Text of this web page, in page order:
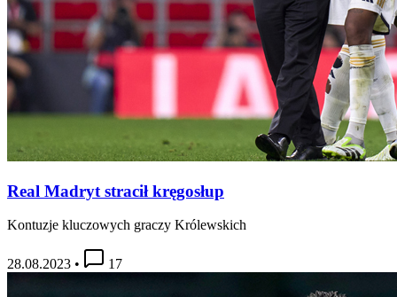
Real Madryt stracił kręgosłup
Kontuzje kluczowych graczy Królewskich
28.08.2023 • 17